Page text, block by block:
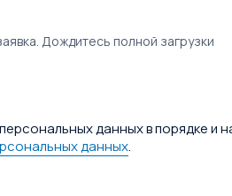
Дождитесь полной загрузки
данных в порядке и
данных.